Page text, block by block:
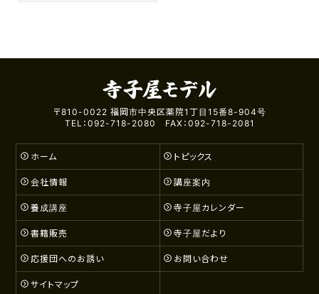
〒810-0022 福岡市中央区薬院1丁目15番8-904号
TEL：092-718-2080 FAX：092-718-2081
ホーム トピックス
会社情報 講座案内
養成講座 寺子屋カレンダー
書籍販売 寺子屋だより
応援団へのお誘い お問い合わせ
サイトマップ